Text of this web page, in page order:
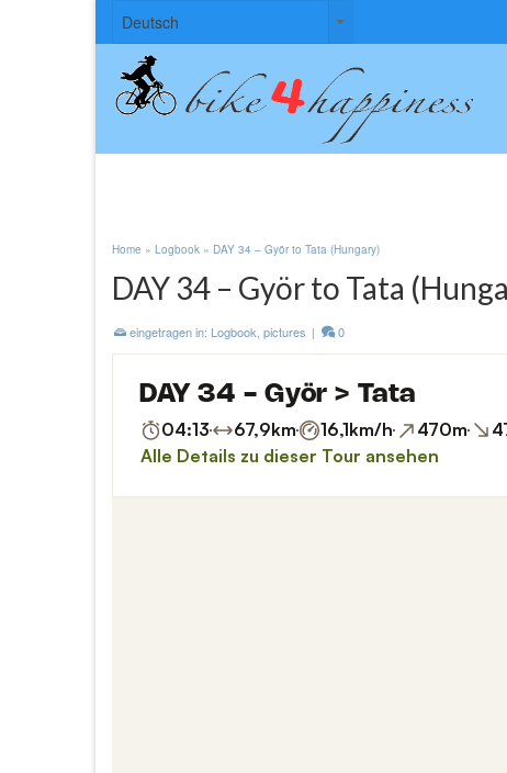
Sprache
auswählen
Deutsch
Sprache
auswählen
Home » Logbook » DAY 34 – Györ to Tata (Hungary)
DAY 34 – Györ to Tata
eingetragen in: Logbook, pictures | 0